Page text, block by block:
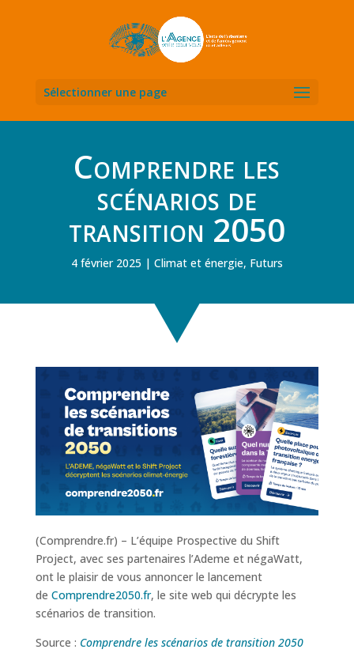
Sélectionner une page
Comprendre les
scénarios de
transition 2050
4 février 2025 Climat et énergie, Futurs
(Comprendre.fr) – L’équipe Prospective du Shift
Project, avec ses partenaires l’Ademe et négaWatt,
ont le plaisir de vous annoncer le lancement
de Comprendre2050.fr, le site web qui décrypte les
scénarios de transition.
Source : Comprendre les scénarios de transition 2050